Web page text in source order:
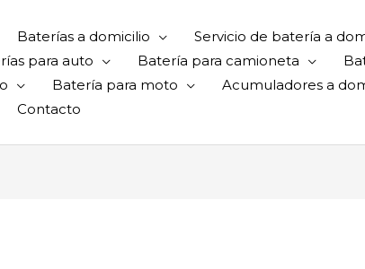
Baterías a domicilio Servicio de batería a
para auto Batería para camioneta
Batería para moto Acumuladores a
Contacto